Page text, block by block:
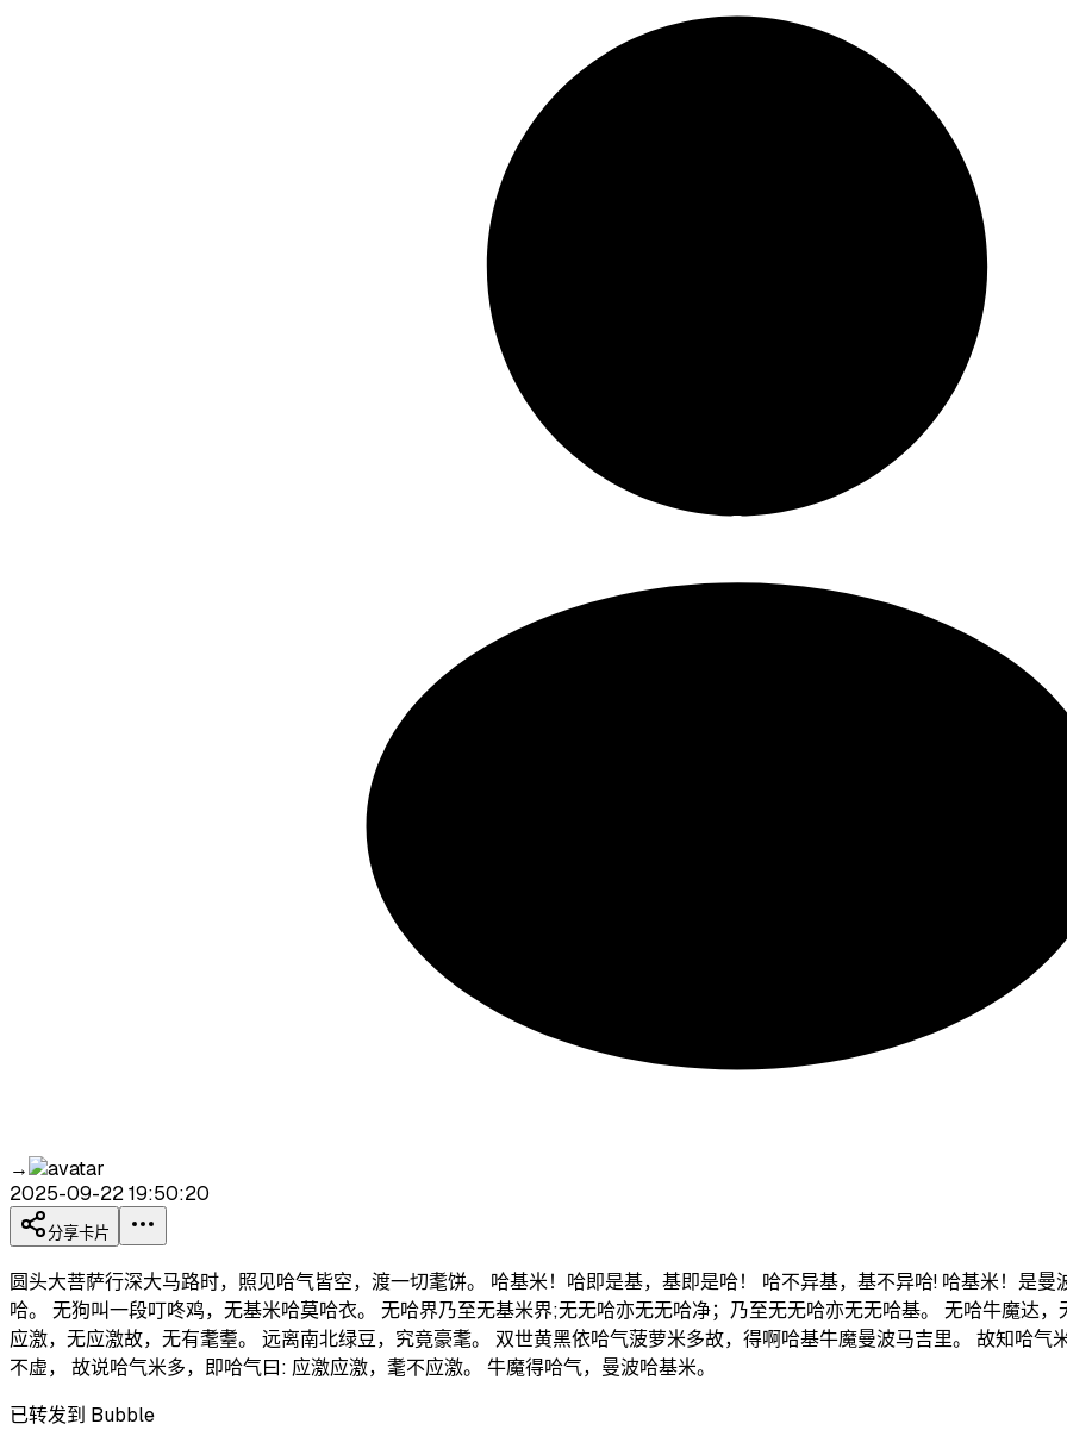
→
2025-09-22 19:50:20
分享卡片
圆头大菩萨行深大马路时，照见哈气皆空，渡一切耄饼。 哈基米！哈即是基，基即是哈！ 哈不异基，基不异哈! 哈基米！是
哈。 无狗叫一段叮咚鸡，无基米哈莫哈衣。 无哈界乃至无基米界;无无哈亦无无哈净；乃至无无哈亦无无哈基。 无哈牛魔达
应激，无应激故，无有耄耋。 远离南北绿豆，究竟豪耄。 双世黄黑依哈气菠萝米多故，得啊哈基牛魔曼波马吉里。 故知哈
不虚， 故说哈气米多，即哈气曰: 应激应激，耄不应激。 牛魔得哈气，曼波哈基米。
已转发到 Bubble